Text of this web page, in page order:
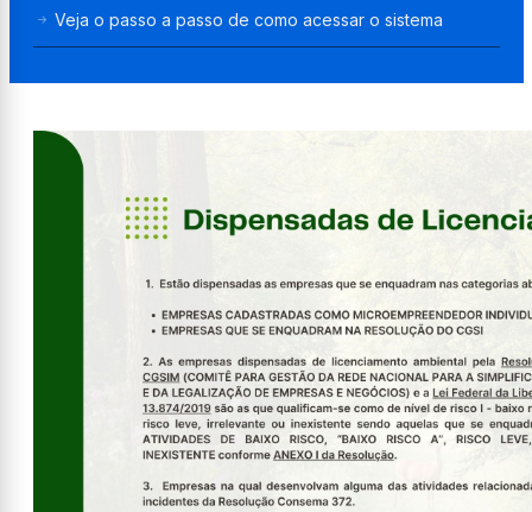
Veja o passo a passo de como acessar o sistema